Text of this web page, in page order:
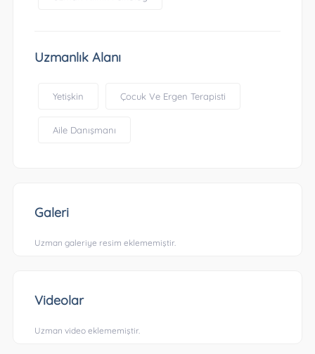
Uzmanlık Alanı
Yetişkin Çocuk Ve Ergen Terapisti
Aile Danışmanı
Galeri
Uzman galeriye resim eklememiştir.
Videolar
Uzman video eklememiştir.